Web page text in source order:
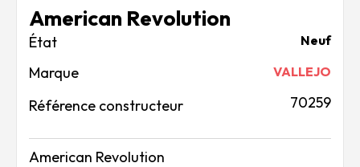
American Revolution
Neuf
Marque VALLEJO
Référence constructeur 70259
American Revolution